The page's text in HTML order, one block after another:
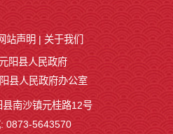
站声明 | 关于我们
阳县人民政府
县人民政府办公室
南沙镇元桂路12号
0873-5643570